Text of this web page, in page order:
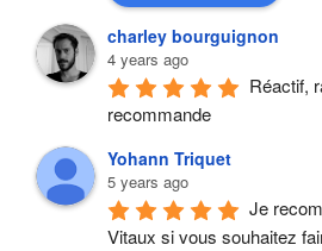
charley bourguignon
4 years ago
Réactif,
recommande
Yohann Triquet
5 years ago
Je
Vitaux si vous souhaitez